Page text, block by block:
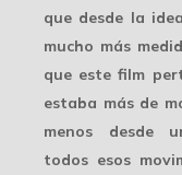
que desde la
mucho más
que este film
estaba más de
menos desde
todos esos